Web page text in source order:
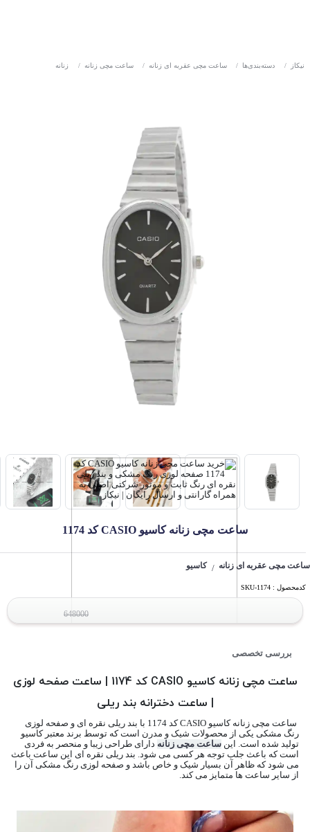
نیکاز / دسته‌بندی‌ها / ساعت مچی عقربه ای زنانه / ساعت مچی زنانه / زنانه
ساعت مچی زنانه کاسیو CASIO کد 1174
ساعت مچی عقربه ای زنانه / کاسیو
کدمحصول : SKU-1174
648000
بررسی تخصصی
ساعت مچی زنانه کاسیو CASIO کد 1174 | ساعت صفحه لوزی
| ساعت دخترانه بند ریلی
ساعت مچی زنانه کاسیو CASIO کد 1174 با بند ریلی نقره ای و صفحه لوزی
رنگ مشکی یکی از محصولات شیک و مدرن است که توسط برند معتبر کاسیو
تولید شده است. این ساعت مچی زنانه دارای طراحی زیبا و منحصر به فردی
است که باعث جلب توجه هر کسی می شود. بند ریلی نقره ای این ساعت باعث
می شود که ظاهر آن بسیار شیک و خاص باشد و صفحه لوزی رنگ مشکی آن را
از سایر ساعت ها متمایز می کند.